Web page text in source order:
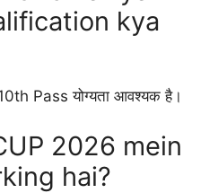
kya
Pass योग्यता आवश्यक है।
2026 mein
hai?